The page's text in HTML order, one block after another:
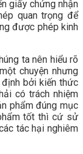
giấy chứng nhận
quan trọng để
được phép kinh
ta nên hiểu rõ
chuyện nhưng
bởi kiến thức
có trách nhiệm
phẩm đúng mục
tốt thì cứ sử
tác hại nghiêm